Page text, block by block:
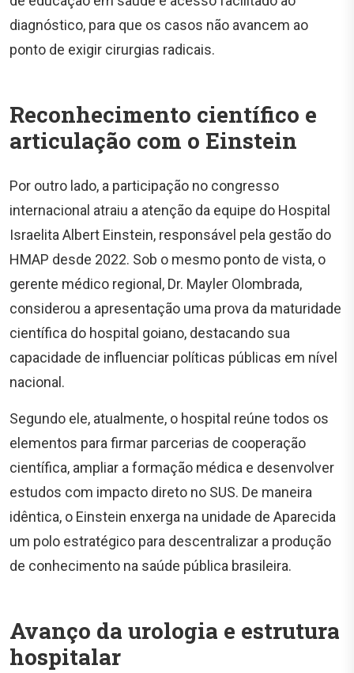
diagnóstico, para que os casos não avancem ao
ponto de exigir cirurgias radicais.
Reconhecimento científico e
articulação com o Einstein
Por outro lado, a participação no congresso
internacional atraiu a atenção da equipe do Hospital
Israelita Albert Einstein, responsável pela gestão do
HMAP desde 2022. Sob o mesmo ponto de vista, o
gerente médico regional, Dr. Mayler Olombrada,
considerou a apresentação uma prova da maturidade
científica do hospital goiano, destacando sua
capacidade de influenciar políticas públicas em nível
nacional.
Segundo ele, atualmente, o hospital reúne todos os
elementos para firmar parcerias de cooperação
científica, ampliar a formação médica e desenvolver
estudos com impacto direto no SUS. De maneira
idêntica, o Einstein enxerga na unidade de Aparecida
um polo estratégico para descentralizar a produção
de conhecimento na saúde pública brasileira.
Avanço da urologia e estrutura
hospitalar